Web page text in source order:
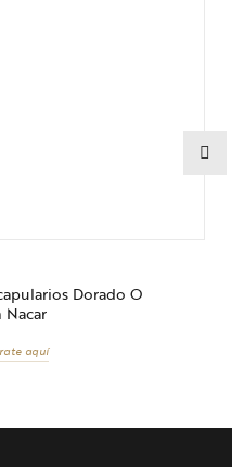
Dorado O
Nacar
aquí